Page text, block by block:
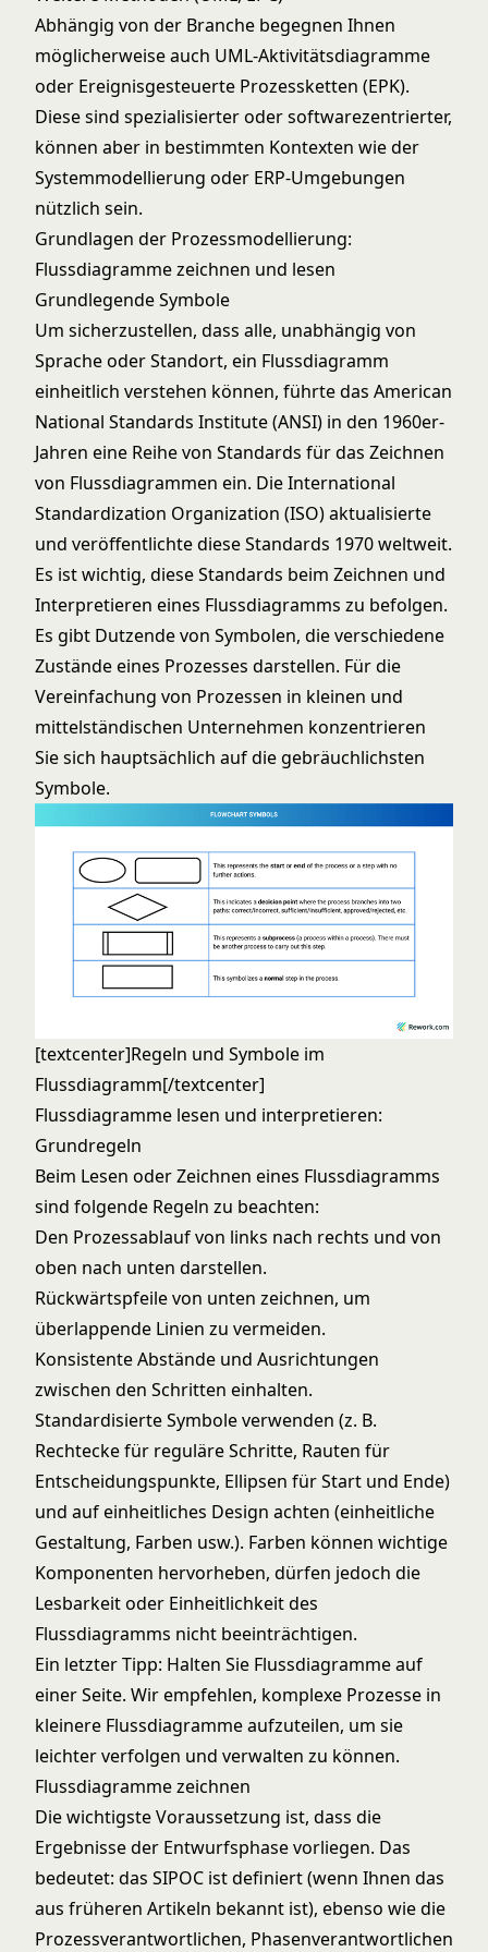
Abhängig von der Branche begegnen Ihnen
möglicherweise auch UML-Aktivitätsdiagramme
oder Ereignisgesteuerte Prozessketten (EPK).
Diese sind spezialisierter oder softwarezentrierter,
können aber in bestimmten Kontexten wie der
Systemmodellierung oder ERP-Umgebungen
nützlich sein.
Grundlagen der Prozessmodellierung:
Flussdiagramme zeichnen und lesen
Grundlegende Symbole
Um sicherzustellen, dass alle, unabhängig von
Sprache oder Standort, ein Flussdiagramm
einheitlich verstehen können, führte das American
National Standards Institute (ANSI) in den 1960er-
Jahren eine Reihe von Standards für das Zeichnen
von Flussdiagrammen ein. Die International
Standardization Organization (ISO) aktualisierte
und veröffentlichte diese Standards 1970 weltweit.
Es ist wichtig, diese Standards beim Zeichnen und
Interpretieren eines Flussdiagramms zu befolgen.
Es gibt Dutzende von Symbolen, die verschiedene
Zustände eines Prozesses darstellen. Für die
Vereinfachung von Prozessen in kleinen und
mittelständischen Unternehmen konzentrieren
Sie sich hauptsächlich auf die gebräuchlichsten
Symbole.
[textcenter]Regeln und Symbole im
Flussdiagramm[/textcenter]
Flussdiagramme lesen und interpretieren:
Grundregeln
Beim Lesen oder Zeichnen eines Flussdiagramms
sind folgende Regeln zu beachten:
Den Prozessablauf von links nach rechts und von
oben nach unten darstellen.
Rückwärtspfeile von unten zeichnen, um
überlappende Linien zu vermeiden.
Konsistente Abstände und Ausrichtungen
zwischen den Schritten einhalten.
Standardisierte Symbole verwenden (z. B.
Rechtecke für reguläre Schritte, Rauten für
Entscheidungspunkte, Ellipsen für Start und Ende)
und auf einheitliches Design achten (einheitliche
Gestaltung, Farben usw.). Farben können wichtige
Komponenten hervorheben, dürfen jedoch die
Lesbarkeit oder Einheitlichkeit des
Flussdiagramms nicht beeinträchtigen.
Ein letzter Tipp: Halten Sie Flussdiagramme auf
einer Seite. Wir empfehlen, komplexe Prozesse in
kleinere Flussdiagramme aufzuteilen, um sie
leichter verfolgen und verwalten zu können.
Flussdiagramme zeichnen
Die wichtigste Voraussetzung ist, dass die
Ergebnisse der Entwurfsphase vorliegen. Das
bedeutet: das SIPOC ist definiert (wenn Ihnen das
aus früheren Artikeln bekannt ist), ebenso wie die
Prozessverantwortlichen, Phasenverantwortlichen